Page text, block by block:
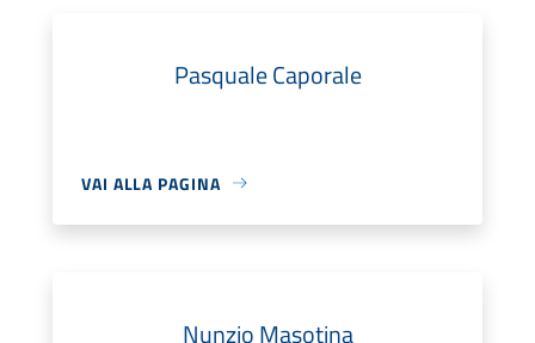
Pasquale Caporale
VAI ALLA PAGINA
Nunzio Masotina